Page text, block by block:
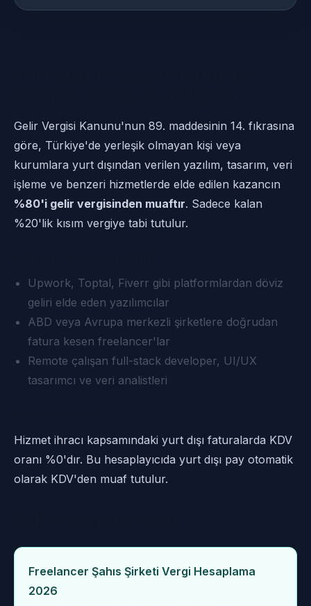
Gelir Vergisi Kanunu'nun 89. maddesinin 14. fıkrasına
göre, Türkiye'de yerleşik olmayan kişi veya
kurumlara yurt dışından verilen yazılım, tasarım, veri
işleme ve benzeri hizmetlerde elde edilen kazancın
%80'i gelir vergisinden muaftır. Sadece kalan
%20'lik kısım vergiye tabi tutulur.
Upwork, Toptal, Fiverr gibi platformlardan döviz
geliri elde eden yazılımcılar
ABD veya Avrupa merkezli şirketlere doğrudan
fatura kesen freelancer'lar
Remote çalışan full-stack developer, UI/UX
tasarımcı ve veri analistleri
Hizmet ihracı kapsamındaki yurt dışı faturalarda KDV
oranı %0'dır. Bu hesaplayıcıda yurt dışı pay otomatik
olarak KDV'den muaf tutulur.
Freelancer Şahıs Şirketi Vergi Hesaplama
2026